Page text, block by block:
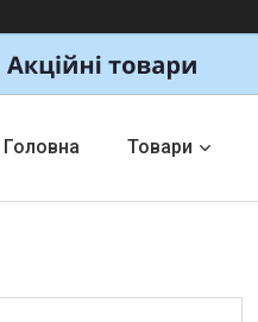
Головна Товари